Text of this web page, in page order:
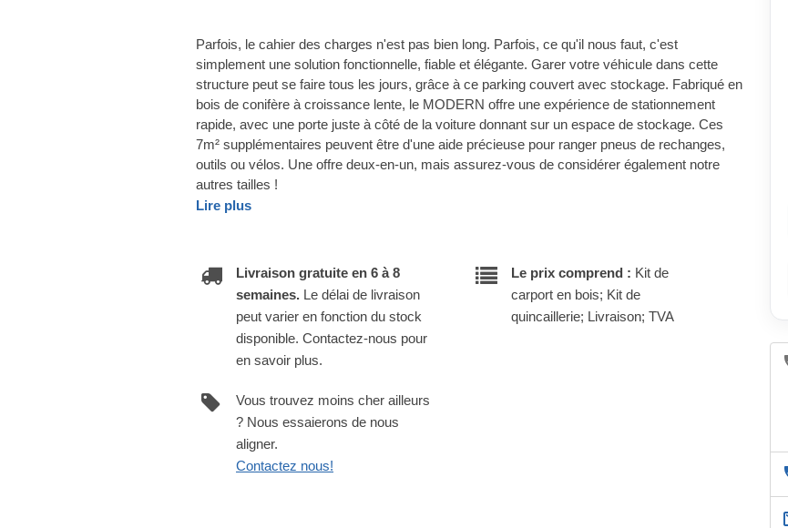
Parfois, le cahier des charges n'est pas bien long. Parfois, ce qu'il nous faut, c'est
simplement une solution fonctionnelle, fiable et élégante. Garer votre véhicule dans cette
structure peut se faire tous les jours, grâce à ce parking couvert avec stockage. Fabriqué en
bois de conifère à croissance lente, le MODERN offre une expérience de stationnement
rapide, avec une porte juste à côté de la voiture donnant sur un espace de stockage. Ces
7m² supplémentaires peuvent être d'une aide précieuse pour ranger pneus de rechanges,
outils ou vélos. Une offre deux-en-un, mais assurez-vous de considérer également notre
autres tailles !
Lire plus
Livraison gratuite en 6 à 8
semaines. Le délai de livraison
peut varier en fonction du stock
disponible. Contactez-nous pour
en savoir plus.
Le prix comprend : Kit de
carport en bois; Kit de
quincaillerie; Livraison; TVA
Vous trouvez moins cher ailleurs
? Nous essaierons de nous
aligner.
Contactez nous!